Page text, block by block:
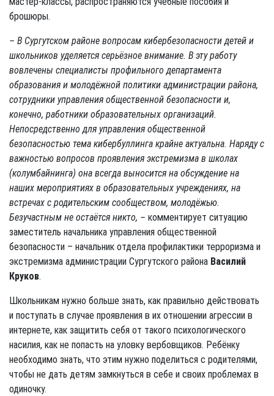
брошюры.
– В Сургутском районе вопросам кибербезопасности детей и
школьников уделяется серьёзное внимание. В эту работу
вовлечены специалисты профильного департамента
образования и молодёжной политики администрации района,
сотрудники управления общественной безопасности и,
конечно, работники образовательных организаций.
Непосредственно для управления общественной
безопасностью тема кибербуллинга крайне актуальна. Наряду с
важностью вопросов проявления экстремизма в школах
(колумбайнинга) она всегда выносится на обсуждение на
наших мероприятиях в образовательных учреждениях, на
встречах с родительским сообществом, молодёжью.
Безучастным не остаётся никто, – комментирует ситуацию
заместитель начальника управления общественной
безопасности – начальник отдела профилактики терроризма и
экстремизма администрации Сургутского района Василий
Круков.
Школьникам нужно больше знать, как правильно действовать
и поступать в случае проявления в их отношении агрессии в
интернете, как защитить себя от такого психологического
насилия, как не попасть на уловку вербовщиков. Ребёнку
необходимо знать, что этим нужно поделиться с родителями,
чтобы не дать детям замкнуться в себе и своих проблемах в
одиночку.